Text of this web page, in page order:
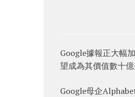
Google據報正大幅
望成為其價值數十億
Google母企